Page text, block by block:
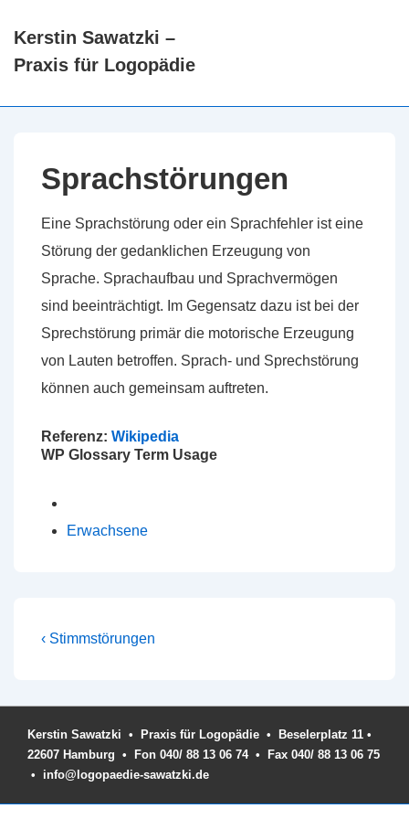
Zum
Inhalt
Kerstin Sawatzki –
Praxis für Logopädie
Sprachstörungen
Eine Sprachstörung oder ein Sprachfehler ist eine
Störung der gedanklichen Erzeugung von
Sprache. Sprachaufbau und Sprachvermögen
sind beeinträchtigt. Im Gegensatz dazu ist bei der
Sprechstörung primär die motorische Erzeugung
von Lauten betroffen. Sprach- und Sprechstörung
können auch gemeinsam auftreten.
Referenz: Wikipedia
WP Glossary Term Usage
Erwachsene
Beitragsnavigation
Vorheriger
‹ Stimmstörungen
Kerstin Sawatzki • Praxis für Logopädie • Beselerplatz 11 •
22607 Hamburg • Fon 040/ 88 13 06 74 • Fax 040/ 88 13 06 75
• info@logopaedie-sawatzki.de